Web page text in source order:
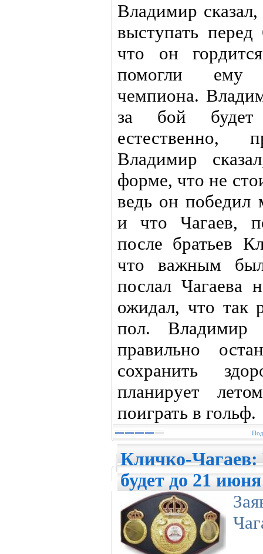
Владимир
выступать
что он
помогли ему
чемпиона.
за бой
естественно,
Владимир
форме, что не
ведь он победил
и что Чагаев,
после братьев
что важным
послал Чагаева
ожидал, что так
пол. Владимир
правильно
сохранить
планирует
поиграть в гольф.
Кличко-
будет до 21 июня